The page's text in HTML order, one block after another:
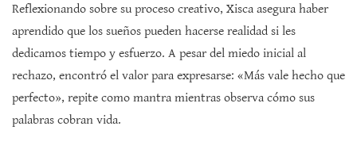
Reflexionando sobre su proceso creativo, Xisca asegura haber
aprendido que los sueños pueden hacerse realidad si les
dedicamos tiempo y esfuerzo. A pesar del miedo inicial al
rechazo, encontró el valor para expresarse: «Más vale hecho que
perfecto», repite como mantra mientras observa cómo sus
palabras cobran vida.